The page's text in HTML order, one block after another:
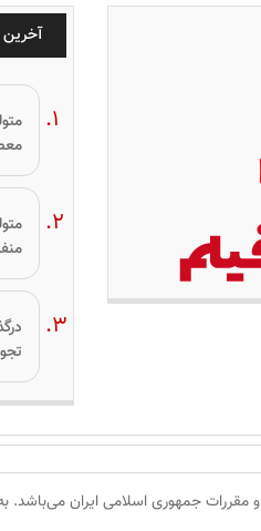
و مقررات جمهوری اسلامی ایران